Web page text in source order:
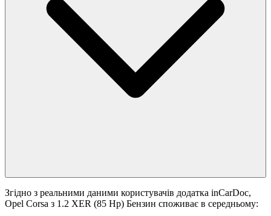
Згідно з реальними даними користувачів додатка inCarDoc,
Opel Corsa з 1.2 XER (85 Hp) Бензин споживає в середньому: